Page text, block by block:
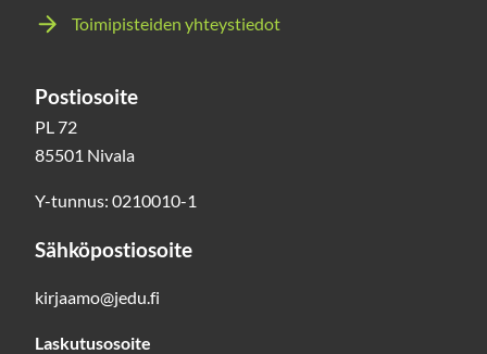
Toimipisteiden yhteystiedot
Postiosoite
PL 72
85501 Nivala
Y-tunnus: 0210010-1
Sähköpostiosoite
kirjaamo@jedu.fi
Laskutusosoite